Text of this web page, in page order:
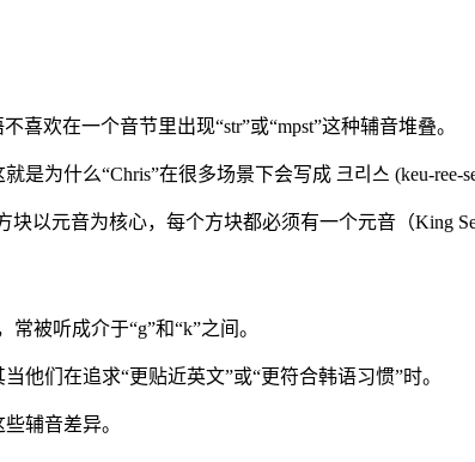
欢在一个音节里出现“str”或“mpst”这种辅音堆叠。
为什么“Chris”在很多场景下会写成 크리스 (keu-ree-
以元音为核心，每个方块都必须有一个元音（King
被听成介于“g”和“k”之间。
他们在追求“更贴近英文”或“更符合韩语习惯”时。
辅音差异。